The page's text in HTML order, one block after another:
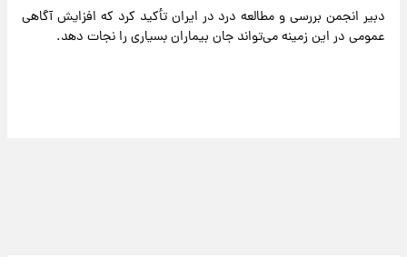
دبیر انجمن بررسی و مطالعه درد در ایران تأکید کرد که افزایش آگاهی
عمومی در این زمینه می‌تواند جان بیماران بسیاری را نجات دهد.